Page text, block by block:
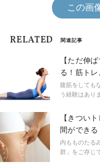
この画
RELATED 関連記事
【ただ伸
る！筋ト
レッチ」
腹筋をしても
う経験はあり
のは、ツラ
を整える方
す。
【きつい
間ができ
群トレ」
内もものたる
群」をご存じ